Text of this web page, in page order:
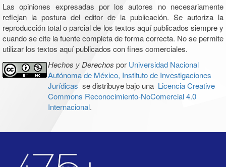
Las opiniones expresadas por los autores no necesariamente
reflejan la postura del editor de la publicación. Se autoriza la
reproducción total o parcial de los textos aquí publicados siempre y
cuando se cite la fuente completa de forma correcta. No se permite
utilizar los textos aquí publicados con fines comerciales.
Hechos y Derechos por Universidad Nacional
Autónoma de México, Instituto de Investigaciones
Jurídicas se distribuye bajo una Licencia Creative
Commons Reconocimiento-NoComercial 4.0
Internacional.